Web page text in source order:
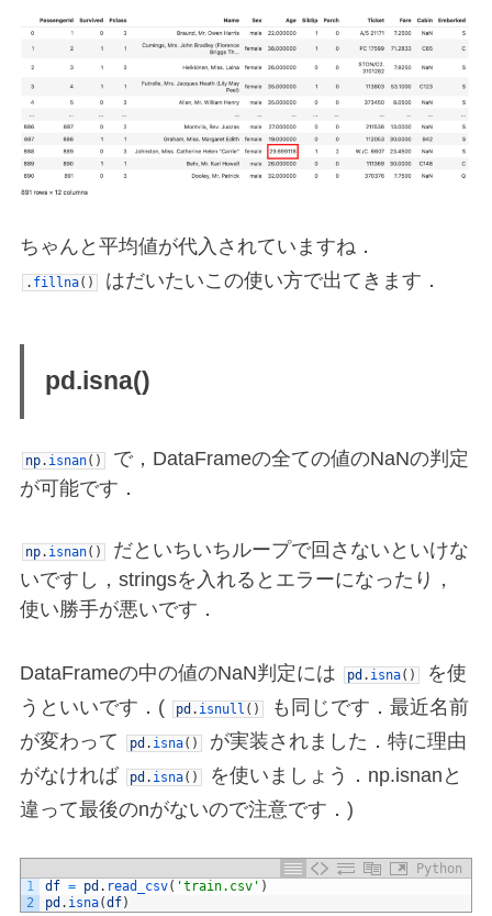
ちゃんと平均値が代入されていますね．
. fillna( ) はだいたいこの使い方で出てきます．
pd.isna()
np. isnan( )
で，DataFrameの全ての値のNaNの判定
が可能です．
np. isnan( )
だといちいちループで回さないといけな
いですし，stringsを入れるとエラーになったり，
使い勝手が悪いです．
DataFrameの中の値のNaN判定には pd . isna( )
を使
うといいです．(
pd . isnull ( )
も同じです．最近名前
が変わって
pd . isna( )
が実装されました．特に理由
がなければ
pd . isna( )
を使いましょう．np.isnanと
違って最後のnがないので注意です．)
Python
1
2
df = pd . read_csv( 'train.csv' )
pd . isna(df)